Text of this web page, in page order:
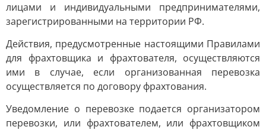
лицами и индивидуальными предпринимателями,
зарегистрированными на территории РФ.
Действия, предусмотренные настоящими Правилами
для фрахтовщика и фрахтователя, осуществляются
ими в случае, если организованная перевозка
осуществляется по договору фрахтования.
Уведомление о перевозке подается организатором
перевозки, или фрахтователем, или фрахтовщиком